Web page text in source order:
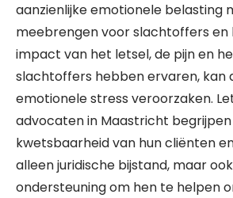
aanzienlijke emotionele belasting
meebrengen voor slachtoffers en
impact van het letsel, de pijn en
slachtoffers hebben ervaren, kan
emotionele stress veroorzaken.
advocaten in Maastricht
kwetsbaarheid van hun cliënten
alleen juridische bijstand, maar
ondersteuning om hen te helpen